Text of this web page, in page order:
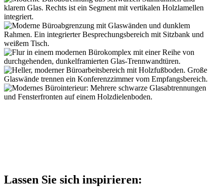
Lassen Sie sich inspirieren: